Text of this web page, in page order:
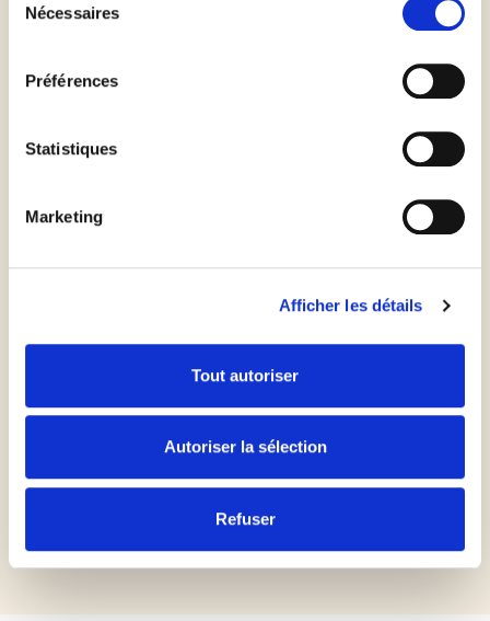
Nécessaires
Préférences
Statistiques
Marketing
Afficher les détails
Tout autoriser
Autoriser la sélection
Refuser
Puis ajouter la poudre d'amande et le miel, fouetter
Lesplusdu chef
Recette réalisée par @eliseditatable